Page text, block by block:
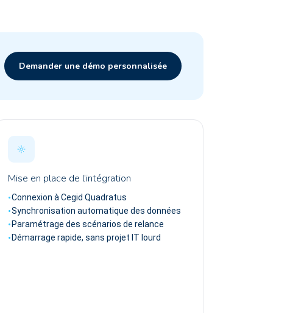
Demander une démo personnalisée
Mise en place de l’intégration
Connexion à Cegid Quadratus
Synchronisation automatique des données
Paramétrage des scénarios de relance
Démarrage rapide, sans projet IT lourd